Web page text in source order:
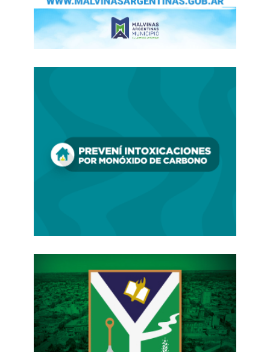
plazo, ya que los «buenos y amistosos
contactosayudan a trazar los planes más
para el futuro y a hacerlos realidad».
la barrera de los 200.000 millones de
dólares. Detalló que las transacciones se
realizancasi en su totalidad en rublos y yuanes
El mandatario ruso declaró que se han realizado
y siguen realizándose grandes iniciativas en los